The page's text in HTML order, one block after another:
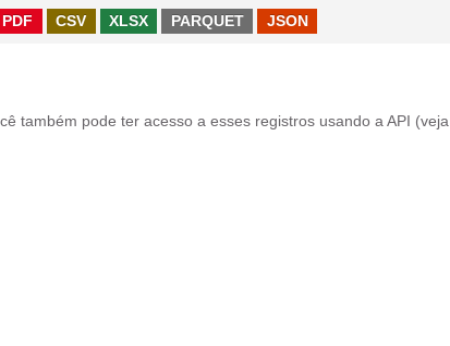
PDF CSV XLSX PARQUET JSON
também pode ter acesso a esses registros usando a API (veja